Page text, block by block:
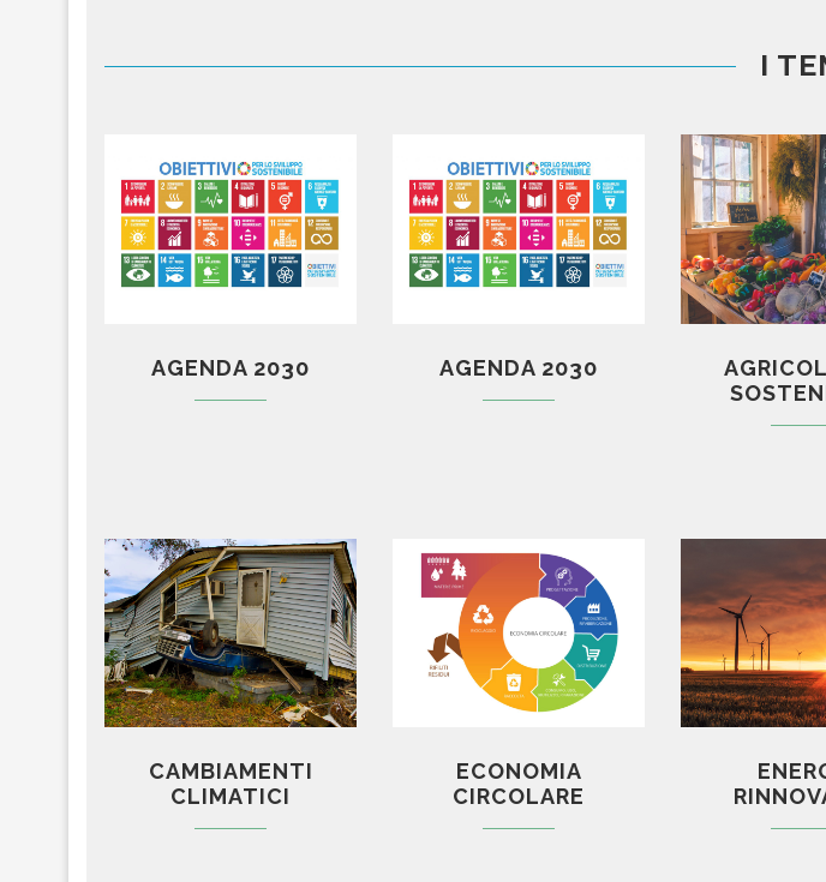
I
AGENDA 2030 AGENDA 2030
CAMBIAMENTI
CLIMATICI
ECONOMIA
CIRCOLARE